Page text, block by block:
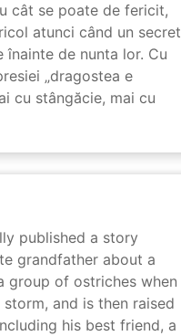
cât se poate de fericit,
atunci când un secret
de nunta lor. Cu
„dragostea e
cu stângăcie, mai cu
published a story
grandfather about a
group of ostriches when
and is then raised
his best friend, a